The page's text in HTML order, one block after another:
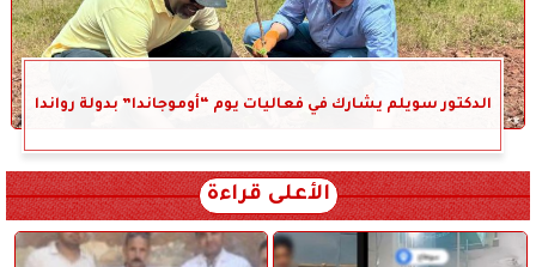
الدكتور سويلم يشارك في فعاليات يوم “أوموجاندا” بدولة رواندا
الأعلى قراءة